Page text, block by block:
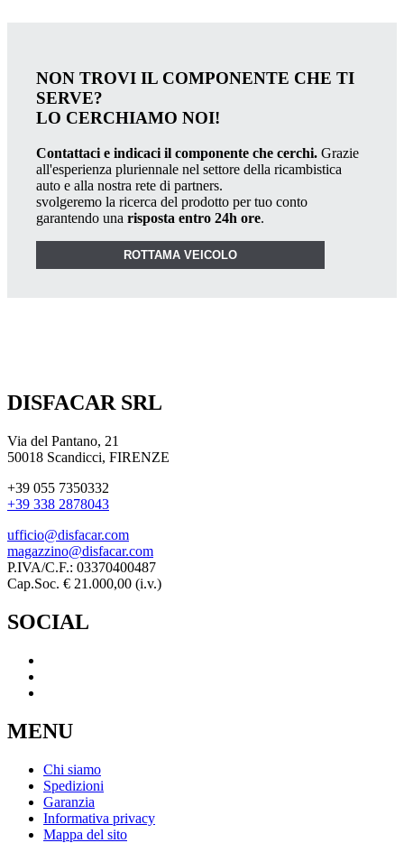
NON TROVI IL COMPONENTE CHE TI
SERVE?
LO CERCHIAMO NOI!
Contattaci e indicaci il componente che cerchi. Grazie
all'esperienza pluriennale nel settore della ricambistica
auto e alla nostra rete di partners.
svolgeremo la ricerca del prodotto per tuo conto
garantendo una risposta entro 24h ore.
ROTTAMA VEICOLO
DISFACAR SRL
Via del Pantano, 21
50018 Scandicci, FIRENZE
+39 055 7350332
+39 338 2878043
ufficio@disfacar.com
magazzino@disfacar.com
P.IVA/C.F.: 03370400487
Cap.Soc. € 21.000,00 (i.v.)
SOCIAL
MENU
Chi siamo
Spedizioni
Garanzia
Informativa privacy
Mappa del sito